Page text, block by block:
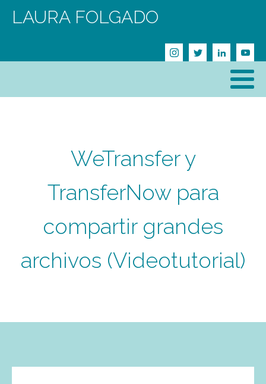
LAURA FOLGADO
WeTransfer y
TransferNow para
compartir grandes
archivos (Videotutorial)